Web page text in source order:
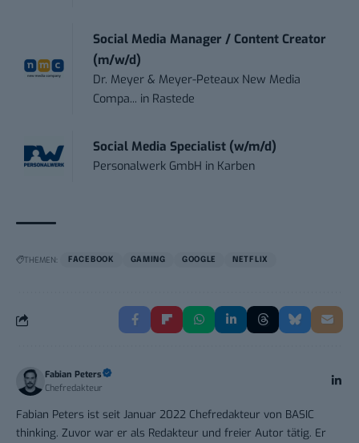
Social Media Manager / Content Creator
(m/w/d)
Dr. Meyer & Meyer-Peteaux New Media
Compa... in Rastede
Social Media Specialist (w/m/d)
Personalwerk GmbH in Karben
THEMEN: FACEBOOK GAMING GOOGLE NETFLIX
Fabian Peters
Chefredakteur
Fabian Peters ist seit Januar 2022 Chefredakteur von BASIC
thinking. Zuvor war er als Redakteur und freier Autor tätig. Er